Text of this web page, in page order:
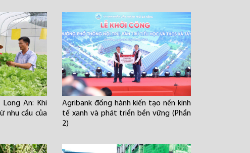
Long An: Khi
nhu cầu của
Agribank đồng hành kiến tạo nền kinh
tế xanh và phát triển bền vững (Phần
2)